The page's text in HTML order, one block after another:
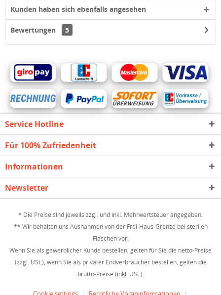
Kunden haben sich ebenfalls angesehen
Bewertungen 5
Service Hotline
Für 100% Zufriedenheit
Informationen
Newsletter
* Die Preise sind jeweils zzgl. und inkl. Mehrwertsteuer angegeben.
** Wir behalten uns Ausnahmen von der Frei-Haus-Grenze bei sterilen
Flaschen vor.
Wenn Sie als gewerblicher Kunde bestellen, gelten für Sie die netto-Preise
(zzgl. USt.), wenn Sie als privater Endverbraucher bestellen, gelten die
brutto-Preise (inkl. USt.).